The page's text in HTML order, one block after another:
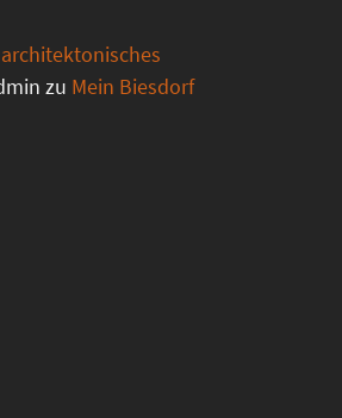
architektonisches
zu Mein Biesdorf